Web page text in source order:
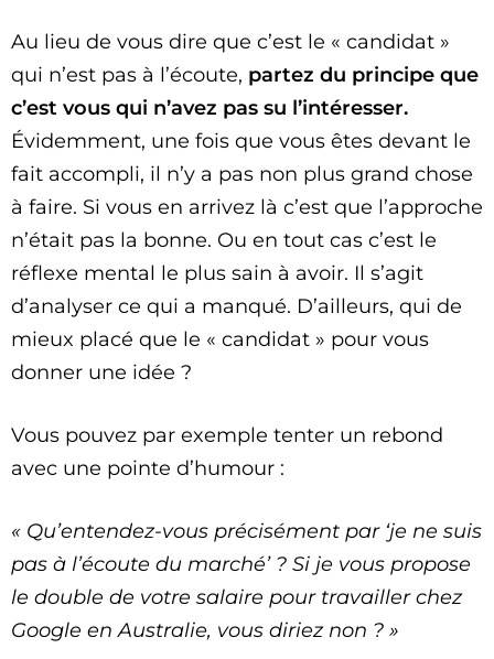
Au lieu de vous dire que c’est le « candidat »
qui n’est pas à l’écoute, partez du principe que
c’est vous qui n’avez pas su l’intéresser.
Évidemment, une fois que vous êtes devant le
fait accompli, il n’y a pas non plus grand chose
à faire. Si vous en arrivez là c’est que l’approche
n’était pas la bonne. Ou en tout cas c’est le
réflexe mental le plus sain à avoir. Il s’agit
d’analyser ce qui a manqué. D’ailleurs, qui de
mieux placé que le « candidat » pour vous
donner une idée ?
Vous pouvez par exemple tenter un rebond
avec une pointe d’humour :
« Qu’entendez-vous précisément par ‘je ne suis
pas à l’écoute du marché’ ? Si je vous propose
le double de votre salaire pour travailler chez
Google en Australie, vous diriez non ? »